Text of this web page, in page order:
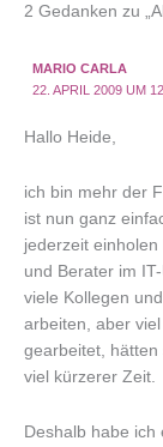
2 Gedanken zu
MARIO CARLA
22. APRIL 2009 UM
Hallo Heide,
ich bin mehr der
ist nun ganz
jederzeit
und Berater im
viele Kollegen
arbeiten, aber
gearbeitet, hätten
viel kürzerer Zeit.
Deshalb habe